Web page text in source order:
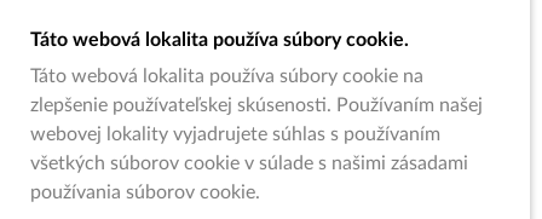
Táto webová lokalita používa súbory cookie.
Táto webová lokalita používa súbory cookie na
zlepšenie používateľskej skúsenosti. Používaním našej
webovej lokality vyjadrujete súhlas s používaním
všetkých súborov cookie v súlade s našimi zásadami
používania súborov cookie.